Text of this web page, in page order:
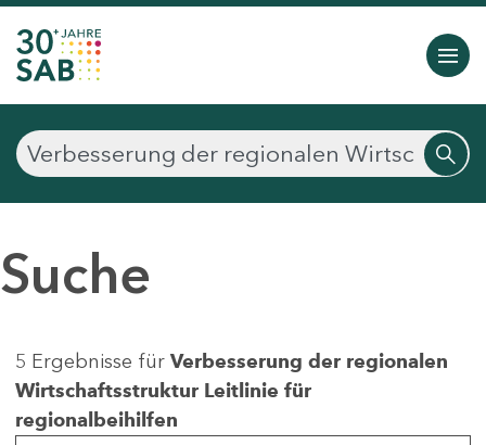
Suche
5 Ergebnisse für Verbesserung der regionalen
Wirtschaftsstruktur Leitlinie für
regionalbeihilfen